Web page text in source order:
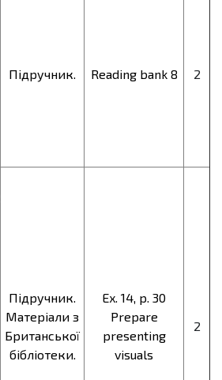
Підручник. Reading bank 8 2
Підручник.
Матеріали з
Британської
бібліотеки.
Ex. 14, p. 30
Prepare
presenting
visuals
2